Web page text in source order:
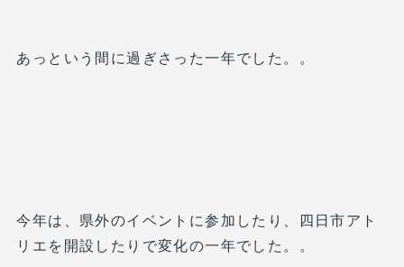
あっという間に過ぎさった一年でした。。
今年は、県外のイベントに参加したり、四日市アト
リエを開設したりで変化の一年でした。。